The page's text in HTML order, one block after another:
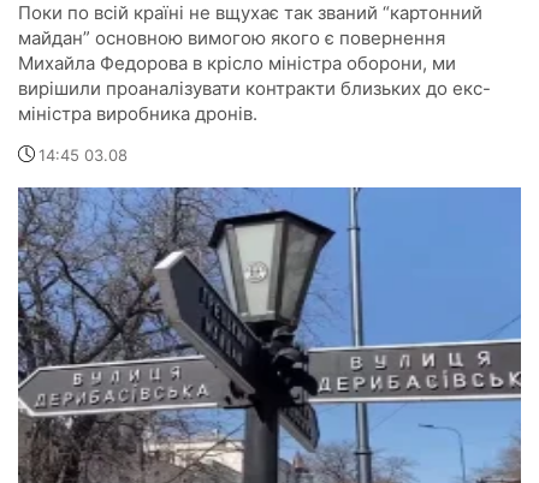
Поки по всій країні не вщухає так званий “картонний
майдан” основною вимогою якого є повернення
Михайла Федорова в крісло міністра оборони, ми
вирішили проаналізувати контракти близьких до екс-
міністра виробника дронів.
14:45 03.08